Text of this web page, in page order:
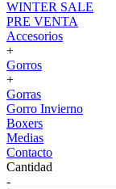
WINTER SALE
PRE VENTA
Accesorios
+
Gorros
+
Gorras
Gorro Invierno
Boxers
Medias
Contacto
Cantidad
-